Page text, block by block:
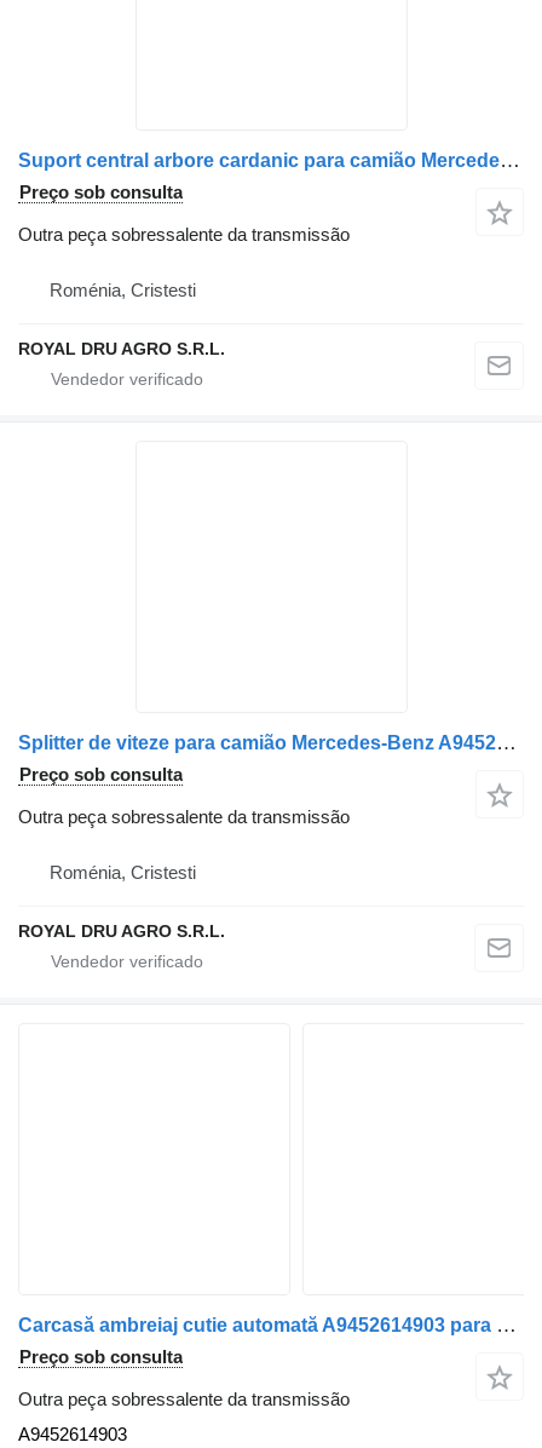
Suport central arbore cardanic para camião Mercedes-Benz A6544131942 / A6544132042 / 9414130010
Preço sob consulta
Outra peça sobressalente da transmissão
Roménia, Cristesti
ROYAL DRU AGRO S.R.L.
Splitter de viteze para camião Mercedes-Benz A9452612103
Preço sob consulta
Outra peça sobressalente da transmissão
Roménia, Cristesti
ROYAL DRU AGRO S.R.L.
Carcasă ambreiaj cutie automată A9452614903 para camião Mercedes-Benz
Preço sob consulta
Outra peça sobressalente da transmissão
A9452614903